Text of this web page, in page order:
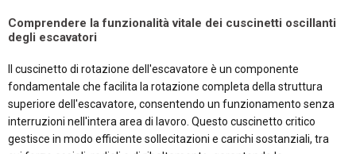
Comprendere la funzionalità vitale dei cuscinetti oscillanti
degli escavatori
Il cuscinetto di rotazione dell'escavatore è un componente
fondamentale che facilita la rotazione completa della struttura
superiore dell'escavatore, consentendo un funzionamento senza
interruzioni nell'intera area di lavoro. Questo cuscinetto critico
gestisce in modo efficiente sollecitazioni e carichi sostanziali, tra